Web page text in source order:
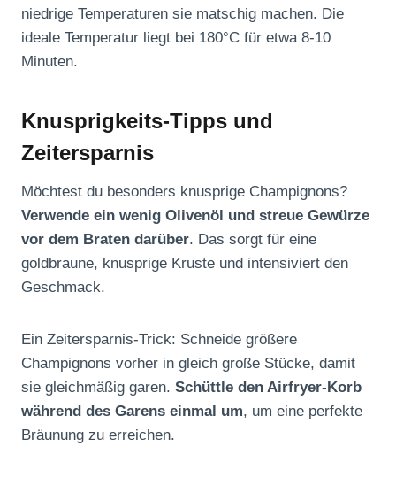
niedrige Temperaturen sie matschig machen. Die
ideale Temperatur liegt bei 180°C für etwa 8-10
Minuten.
Knusprigkeits-Tipps und
Zeitersparnis
Möchtest du besonders knusprige Champignons?
Verwende ein wenig Olivenöl und streue Gewürze
vor dem Braten darüber. Das sorgt für eine
goldbraune, knusprige Kruste und intensiviert den
Geschmack.
Ein Zeitersparnis-Trick: Schneide größere
Champignons vorher in gleich große Stücke, damit
sie gleichmäßig garen. Schüttle den Airfryer-Korb
während des Garens einmal um, um eine perfekte
Bräunung zu erreichen.